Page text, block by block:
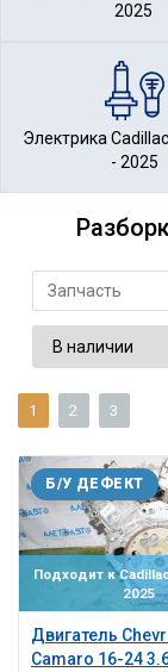
2025
Электрика
- 2025
1 2 3
Подходит к
2025
Двигатель
Camaro 16-24
Б/У ДЕФЕКТ